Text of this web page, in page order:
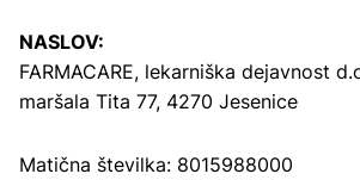
NASLOV:
FARMACARE, lekarniška dejavnost
maršala Tita 77, 4270 Jesenice
Matična številka: 8015988000